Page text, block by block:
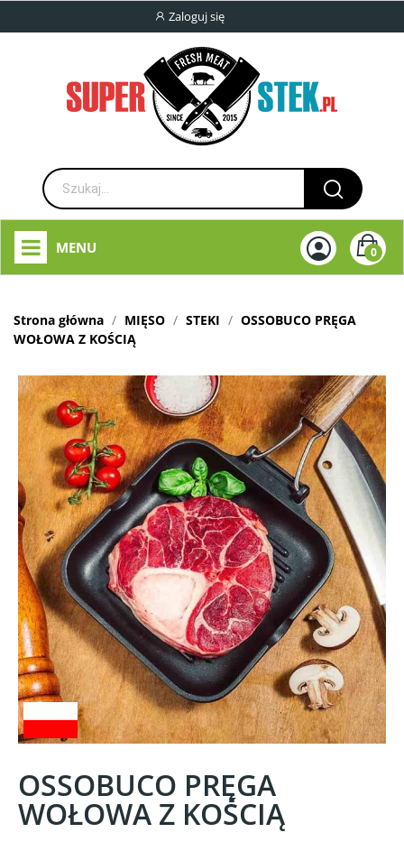
Zaloguj się
0
MENU
Strona główna MIĘSO STEKI
OSSOBUCO PRĘGA
WOŁOWA Z KOŚCIĄ
OSSOBUCO PRĘGA
WOŁOWA Z KOŚCIĄ